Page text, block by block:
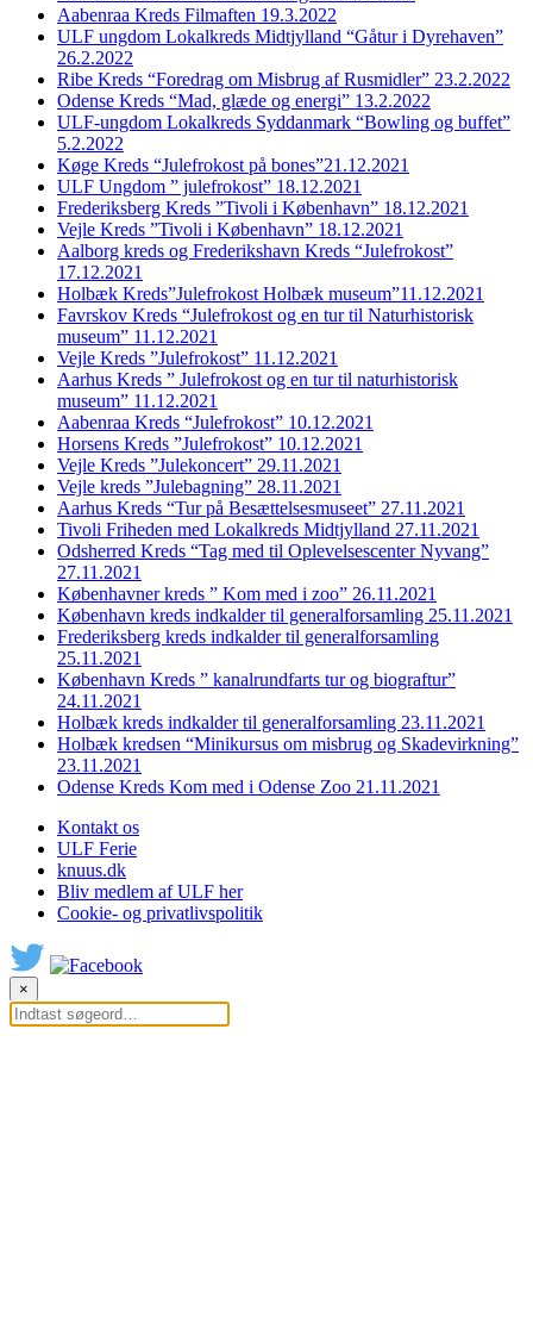
Aabenraa Kreds Filmaften 19.3.2022
ULF ungdom Lokalkreds Midtjylland “Gåtur i Dyrehaven”
26.2.2022
Ribe Kreds “Foredrag om Misbrug af Rusmidler” 23.2.2022
Odense Kreds “Mad, glæde og energi” 13.2.2022
ULF-ungdom Lokalkreds Syddanmark “Bowling og buffet”
5.2.2022
Køge Kreds “Julefrokost på bones”21.12.2021
ULF Ungdom ” julefrokost” 18.12.2021
Frederiksberg Kreds ”Tivoli i København” 18.12.2021
Vejle Kreds ”Tivoli i København” 18.12.2021
Aalborg kreds og Frederikshavn Kreds “Julefrokost”
17.12.2021
Holbæk Kreds”Julefrokost Holbæk museum”11.12.2021
Favrskov Kreds “Julefrokost og en tur til Naturhistorisk
museum” 11.12.2021
Vejle Kreds ”Julefrokost” 11.12.2021
Aarhus Kreds ” Julefrokost og en tur til naturhistorisk
museum” 11.12.2021
Aabenraa Kreds “Julefrokost” 10.12.2021
Horsens Kreds ”Julefrokost” 10.12.2021
Vejle Kreds ”Julekoncert” 29.11.2021
Vejle kreds ”Julebagning” 28.11.2021
Aarhus Kreds “Tur på Besættelsesmuseet” 27.11.2021
Tivoli Friheden med Lokalkreds Midtjylland 27.11.2021
Odsherred Kreds “Tag med til Oplevelsescenter Nyvang”
27.11.2021
Københavner kreds ” Kom med i zoo” 26.11.2021
København kreds indkalder til generalforsamling 25.11.2021
Frederiksberg kreds indkalder til generalforsamling
25.11.2021
København Kreds ” kanalrundfarts tur og biograftur”
24.11.2021
Holbæk kreds indkalder til generalforsamling 23.11.2021
Holbæk kredsen “Minikursus om misbrug og Skadevirkning”
23.11.2021
Odense Kreds Kom med i Odense Zoo 21.11.2021
Kontakt os
ULF Ferie
knuus.dk
Bliv medlem af ULF her
Cookie- og privatlivspolitik
×